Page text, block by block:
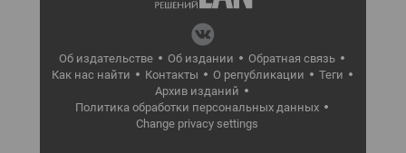
Об издательстве Об издании
Обратная связь
Как нас найти
Контакты О републикации
Теги
Архив изданий
Политика обработки персональных данных
Change privacy settings